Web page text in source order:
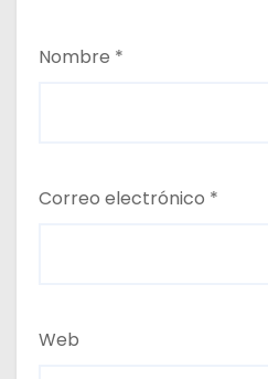
Nombre *
Correo electrónico *
Web